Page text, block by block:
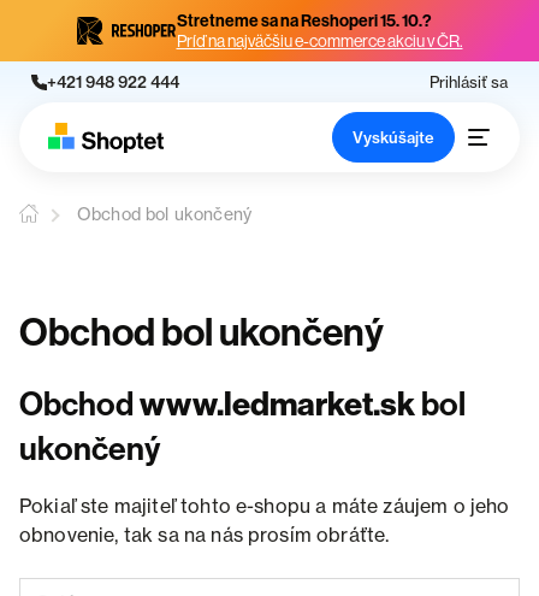
Stretneme sa na Reshoperi 15. 10.?
Príď na najväčšiu e-commerce akciu v ČR.
+421 948 922 444 Prihlásiť sa
Vyskúšajte
Obchod bol ukončený
Obchod bol ukončený
Obchodwww.ledmarket.skbol
ukončený
Pokiaľ ste majiteľ tohto e-shopu a máte záujem o jeho
obnovenie, tak sa na nás prosím obráťte.